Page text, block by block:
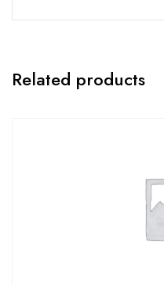
Related products